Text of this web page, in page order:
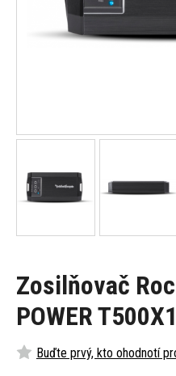
Zosilňovač
POWER
Buďte prvý, kto ohodnotí